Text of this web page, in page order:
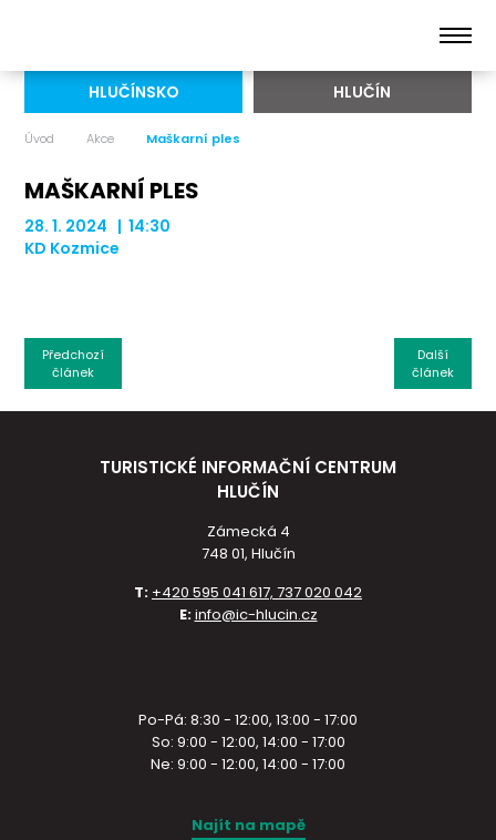
HLUČÍNSKO HLUČÍN
Úvod Akce Maškarní ples
MAŠKARNÍ PLES
28. 1. 2024 | 14:30
KD Kozmice
Další
článek
Předchozí
článek
TURISTICKÉ INFORMAČNÍ CENTRUM
HLUČÍN
Zámecká 4
748 01, Hlučín
T: +420 595 041 617, 737 020 042
E:info@ic-hlucin.cz
Po-Pá: 8:30 - 12:00, 13:00 - 17:00
So: 9:00 - 12:00, 14:00 - 17:00
Ne: 9:00 - 12:00, 14:00 - 17:00
Najít na mapě